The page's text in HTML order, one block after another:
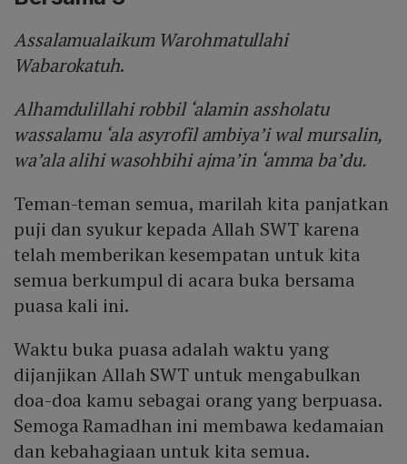
Assalamualaikum Warohmatullahi
Wabarokatuh.
Alhamdulillahi robbil ‘alamin assholatu
wassalamu ‘ala asyrofil ambiya’i wal mursalin,
wa’ala alihi wasohbihi ajma’in ‘amma ba’du.
Teman-teman semua, marilah kita panjatkan
puji dan syukur kepada Allah SWT karena
telah memberikan kesempatan untuk kita
semua berkumpul di acara buka bersama
puasa kali ini.
Waktu buka puasa adalah waktu yang
dijanjikan Allah SWT untuk mengabulkan
doa-doa kamu sebagai orang yang berpuasa.
Semoga Ramadhan ini membawa kedamaian
dan kebahagiaan untuk kita semua.